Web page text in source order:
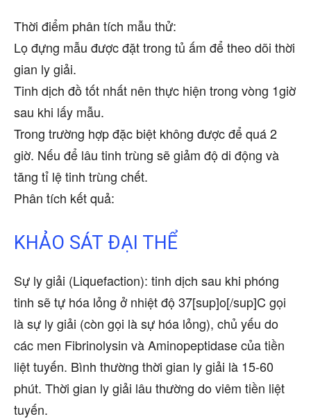
Thời điểm phân tích mẫu thử:
Lọ đựng mẫu được đặt trong tủ ấm để theo dõi thời
gian ly giải.
Tinh dịch đồ tốt nhất nên thực hiện trong vòng 1giờ
sau khi lấy mẫu.
Trong trường hợp đặc biệt không được để quá 2
giờ. Nếu để lâu tinh trùng sẽ giảm độ di động và
tăng tỉ lệ tinh trùng chết.
Phân tích kết quả:
KHẢO SÁT ĐẠI THỂ
Sự ly giải (Liquefaction): tinh dịch sau khi phóng
tinh sẽ tự hóa lỏng ở nhiệt độ 37[sup]o[/sup]C gọi
là sự ly giải (còn gọi là sự hóa lỏng), chủ yếu do
các men Fibrinolysin và Aminopeptidase của tiền
liệt tuyến. Bình thường thời gian ly giải là 15-60
phút. Thời gian ly giải lâu thường do viêm tiền liệt
tuyến.